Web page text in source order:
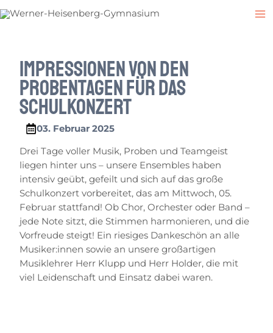
Inhalt
Impressionen von den
Probentagen für das
Schulkonzert
03. Februar 2025
Drei Tage voller Musik, Proben und Teamgeist
liegen hinter uns – unsere Ensembles haben
intensiv geübt, gefeilt und sich auf das große
Schulkonzert vorbereitet, das am Mittwoch, 05.
Februar stattfand! Ob Chor, Orchester oder Band –
jede Note sitzt, die Stimmen harmonieren, und die
Vorfreude steigt! Ein riesiges Dankeschön an alle
Musiker:innen sowie an unsere großartigen
Musiklehrer Herr Klupp und Herr Holder, die mit
viel Leidenschaft und Einsatz dabei waren.
navigation